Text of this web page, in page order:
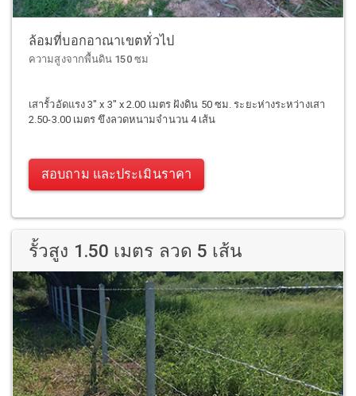
ล้อมที่บอกอาณาเขตทั่วไป
ความสูงจากพื้นดิน 150 ซม
เสารั้วอัดแรง 3" x 3" x 2.00 เมตร ฝังดิน 50 ซม. ระยะห่างระหว่างเสา
2.50-3.00 เมตร ขึงลวดหนามจำนวน 4 เส้น
สอบถาม และประเมินราคา
รั้วสูง 1.50 เมตร ลวด 5 เส้น